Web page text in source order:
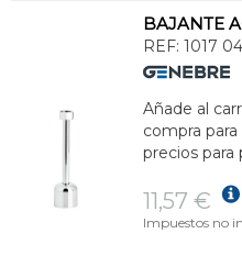
REF: 1017 04
Añade al
compra
precios para
11,57 €
Impuestos no